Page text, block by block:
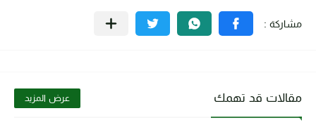
مقالات قد تهمك عرض المزيد